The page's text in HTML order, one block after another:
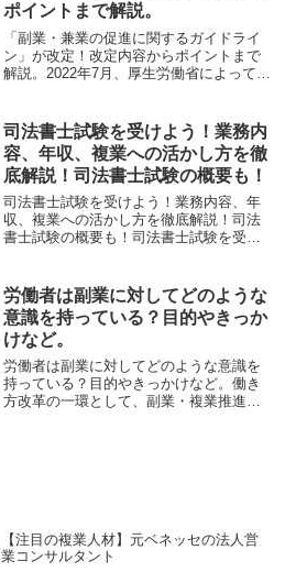
ポイントまで解説。
「副業・兼業の促進に関するガイドライ
ン」が改定！改定内容からポイントまで
解説。2022年7月、厚生労働省によって
も「副業･兼業の促進に関するガイドライ
ンって何？」「どう...
司法書士試験を受けよう！業務内
容、年収、複業への活かし方を徹
底解説！司法書士試験の概要も！
司法書士試験を受けよう！業務内容、年
収、複業への活かし方を徹底解説！司法
書士試験の概要も！司法書士試験を受け
しょうか？しかし、実際に司法書士とは
どのような職業なのでしょ...
労働者は副業に対してどのような
意識を持っている？目的やきっか
けなど。
労働者は副業に対してどのような意識を
持っている？目的やきっかけなど。働き
方改革の一環として、副業・複業推進の
【注目の複業人材】元ベネッセの法人営
業コンサルタント